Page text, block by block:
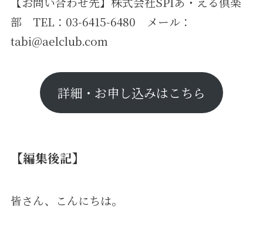
部 TEL：03-6415-6480 メール：
tabi@aelclub.com
詳細・お申し込みはこちら
【編集後記】
皆さん、こんにちは。